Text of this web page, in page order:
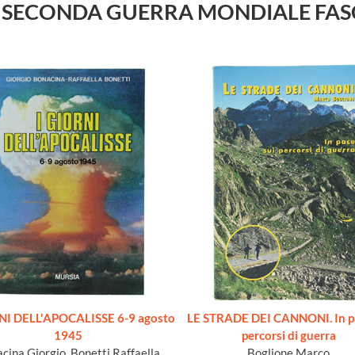
GUERRA MONDIALE
DELL'APOCALISSE 6-9 agosto
1945
LE STRADE DEI CANNONI. In
percorsi di guerra